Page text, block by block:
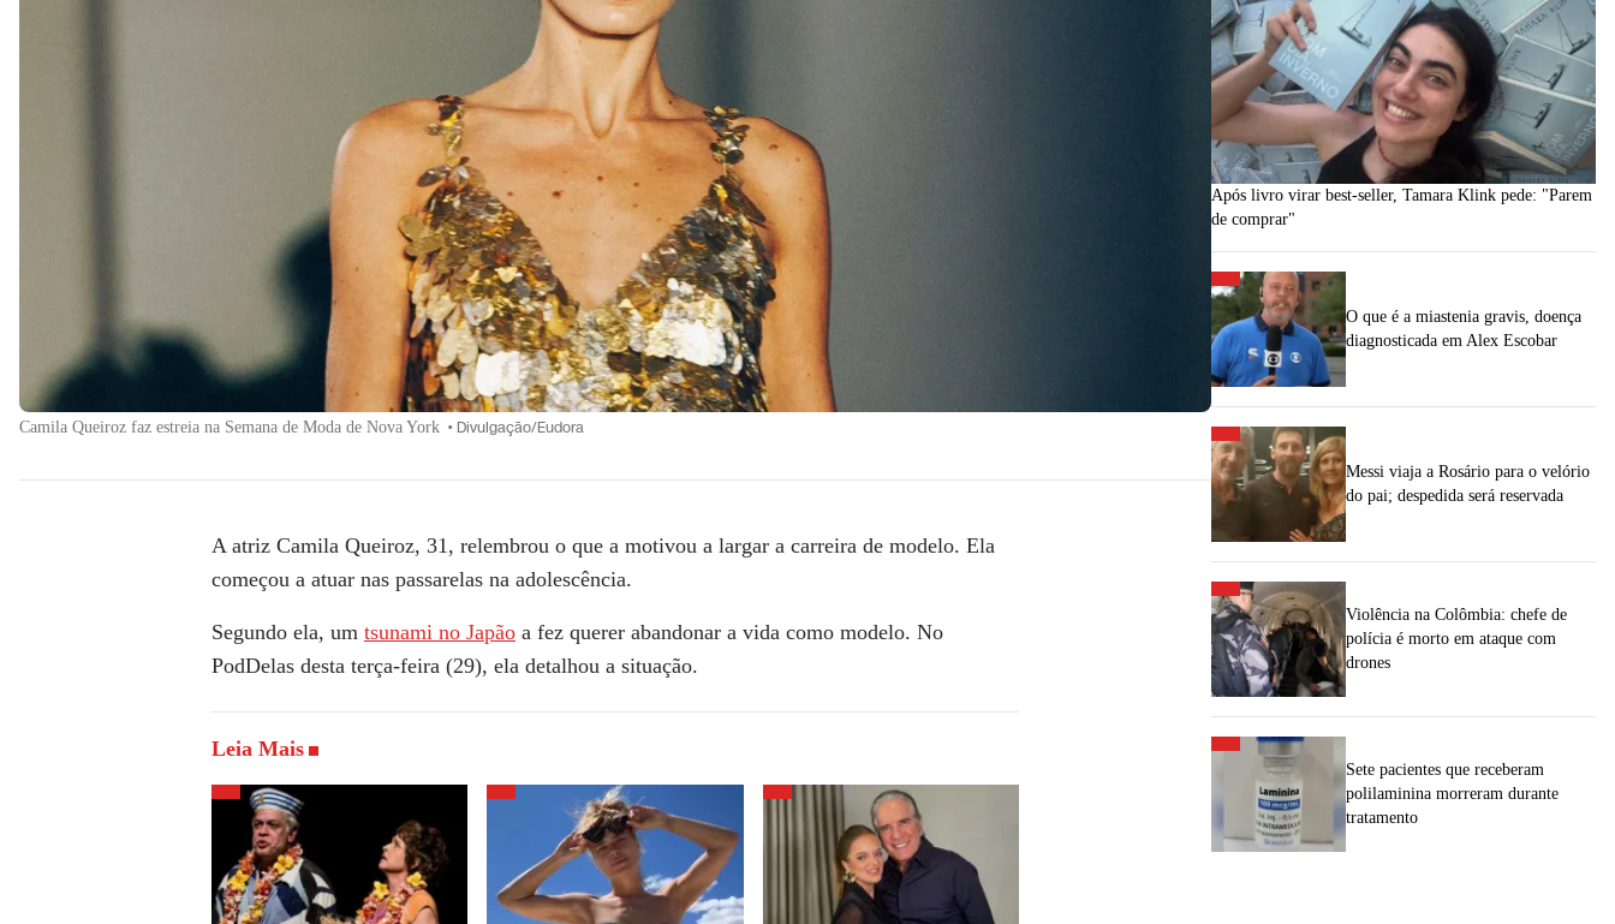
Camila Queiroz faz estreia na Semana de Moda de Nova York • Divulgação/Eudora
A atriz Camila Queiroz, 31, relembrou o que a motivou a largar a carreira de modelo. Ela
começou a atuar nas passarelas na adolescência.
Segundo ela, um tsunami no Japão a fez querer abandonar a vida como modelo. No
PodDelas desta terça-feira (29), ela detalhou a situação.
Leia Mais
Após livro virar best-seller, Tamara Klink pede: "Parem
de comprar"
O que é a miastenia gravis, doença
diagnosticada em Alex Escobar
Messi viaja a Rosário para o velório
do pai; despedida será reservada
Violência na Colômbia: chefe de
polícia é morto em ataque com
drones
Sete pacientes que receberam
polilaminina morreram durante
tratamento